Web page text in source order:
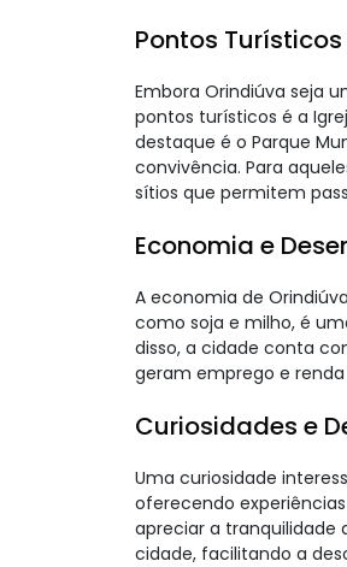
Pontos Turísticos
Embora Orindiúva seja
pontos turísticos é a
destaque é o Parque
convivência. Para
sítios que permitem
Economia e
A economia de
como soja e milho, é
disso, a cidade conta
geram emprego e
Curiosidades e
Uma curiosidade
oferecendo
apreciar a tranquilidade
cidade, facilitando a